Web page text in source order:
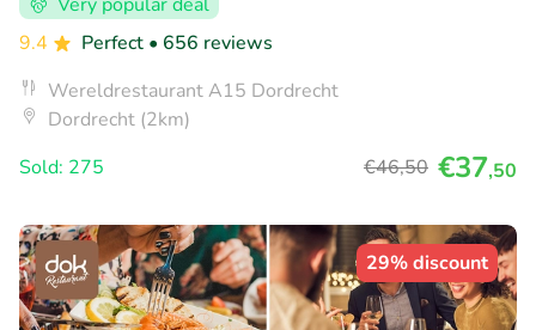
9.4
Perfect • 656 reviews
Wereldrestaurant A15 Dordrecht
Dordrecht (2km)
Sold: 275
€46,50 €37,50
29% discount